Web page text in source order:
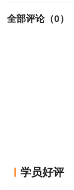
人有效邮寄地
付，邮寄费用
（证书邮
现场办理
，上午
名点地址领取
件。（代办人
全部评论（0）
学员好评
王老师越来越年